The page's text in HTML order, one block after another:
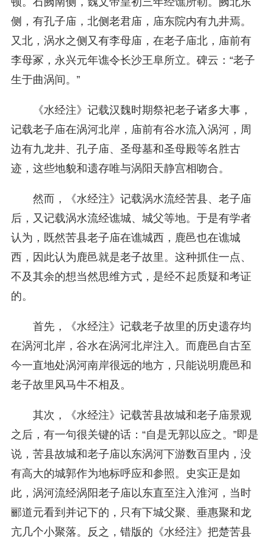
侧，有孔子庙，北侧老君庙，庙东院内有九井焉。
又北，涡水之侧又有李母庙，在老子庙北，庙前有
李母冢，永兴元年谯令长沙王阜所立。碑云：“老子
生于曲涡间。”
《水经注》记载汉魏时期祭祀老子诸多大事，
记载老子庙在涡河北岸，庙前有谷水流入涡河，周
边有九龙井、孔子庙、圣母墓和圣母殿等名胜古
迹，这些地貌和遗存唯与涡阳天静宫相吻合。
然而，《水经注》记载涡水流经苦县、老子庙
后，又记载涡水流经谯城、城父等地。于是有学者
认为，既然苦县老子庙在谯城西，鹿邑也在谯城
西，因此认为鹿邑就是老子故里。这种抓住一点、
不及其余的想当然思维方式，是经不起质疑和考证
的。
首先，《水经注》记载老子故里的历史遗存均
在涡河北岸，谷水在涡河北岸注入。而鹿邑自古至
今一直地处涡河南岸很远的地方，只能说明鹿邑和
老子故里风马牛不相及。
其次，《水经注》记载苦县故城和老子庙景观
之后，有一句很关键的话：“自是无郭以应之。”即是
说，苦县故城和老子庙以东涡河下游数百里内，没
有高大的城郭作为地标呼应和参照。史实正是如
此，涡河流经涡阳老子庙以东直至注入淮河，当时
郦道元看到并记下的，只有下城父聚、垂惠聚和龙
亢几个小聚落。反之，错版的《水经注》把楚苦县